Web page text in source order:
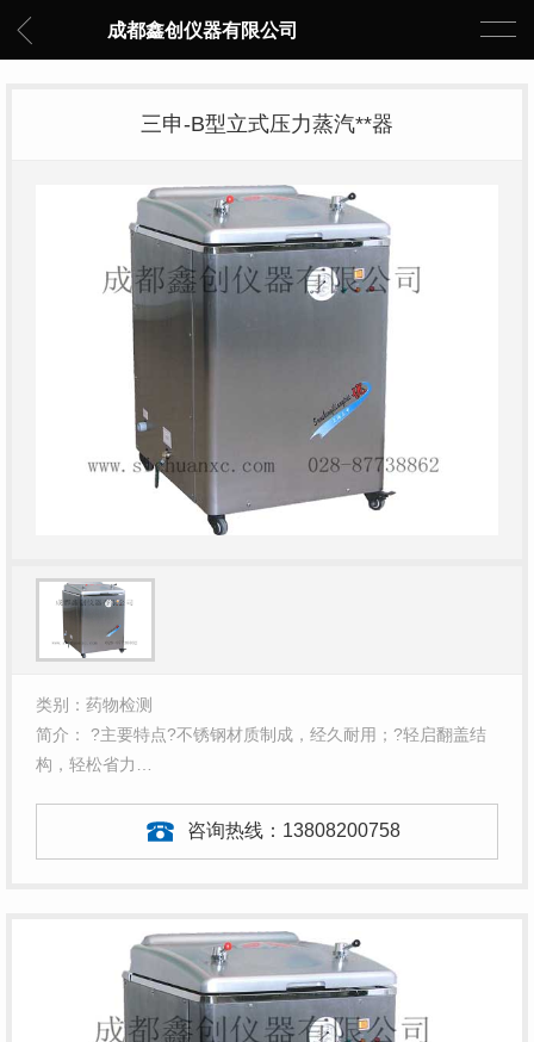
成都鑫创仪器有限公司
三申-B型立式压力蒸汽**器
类别：药物检测
简介： ?主要特点?不锈钢材质制成，经久耐用；?轻启翻盖结
构，轻松省力…
咨询热线： 13808200758